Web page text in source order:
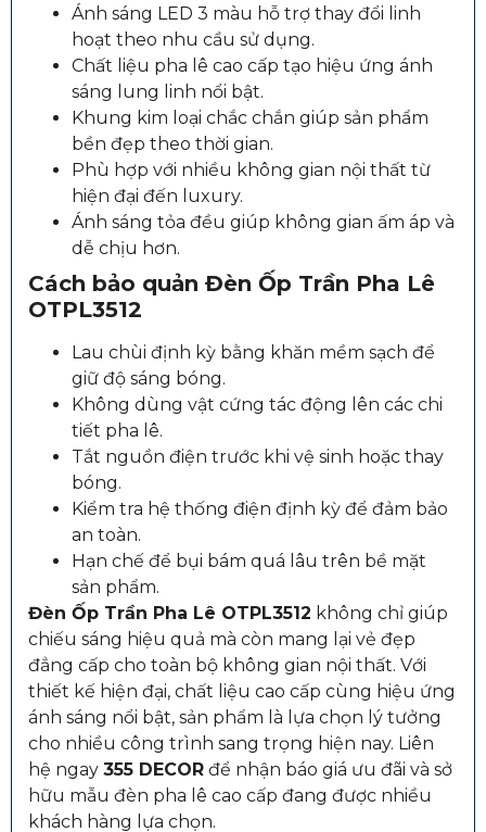
Ánh sáng LED 3 màu hỗ trợ thay đổi linh
hoạt theo nhu cầu sử dụng.
Chất liệu pha lê cao cấp tạo hiệu ứng ánh
sáng lung linh nổi bật.
Khung kim loại chắc chắn giúp sản phẩm
bền đẹp theo thời gian.
Phù hợp với nhiều không gian nội thất từ
hiện đại đến luxury.
Ánh sáng tỏa đều giúp không gian ấm áp và
dễ chịu hơn.
Cách bảo quản Đèn Ốp Trần Pha Lê
OTPL3512
Lau chùi định kỳ bằng khăn mềm sạch để
giữ độ sáng bóng.
Không dùng vật cứng tác động lên các chi
tiết pha lê.
Tắt nguồn điện trước khi vệ sinh hoặc thay
bóng.
Kiểm tra hệ thống điện định kỳ để đảm bảo
an toàn.
Hạn chế để bụi bám quá lâu trên bề mặt
sản phẩm.
Đèn Ốp Trần Pha Lê OTPL3512 không chỉ giúp
chiếu sáng hiệu quả mà còn mang lại vẻ đẹp
đẳng cấp cho toàn bộ không gian nội thất. Với
thiết kế hiện đại, chất liệu cao cấp cùng hiệu ứng
ánh sáng nổi bật, sản phẩm là lựa chọn lý tưởng
cho nhiều công trình sang trọng hiện nay. Liên
hệ ngay 355 DECOR để nhận báo giá ưu đãi và sở
hữu mẫu đèn pha lê cao cấp đang được nhiều
khách hàng lựa chọn.